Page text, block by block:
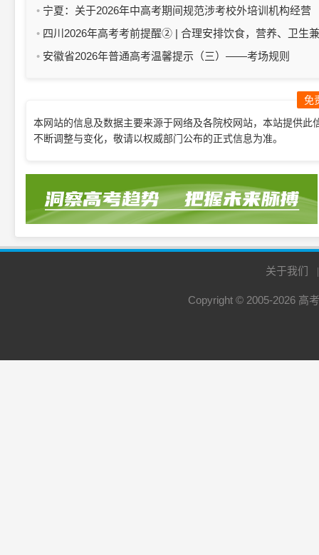
宁夏：关于2026年中高考期间规范涉考校外培训机构经营
行为的工作提示
四川2026年高考考前提醒② | 合理安排饮食，营养、卫生兼
顾！
安徽省2026年普通高考温馨提示（三）——考场规则
免
本网站的信息及数据主要来源于网络及各院校网站，本站提供
不断调整与变化，敬请以权威部门公布的正式信息为准。
关于我们
Copyright © 2005-2026 高